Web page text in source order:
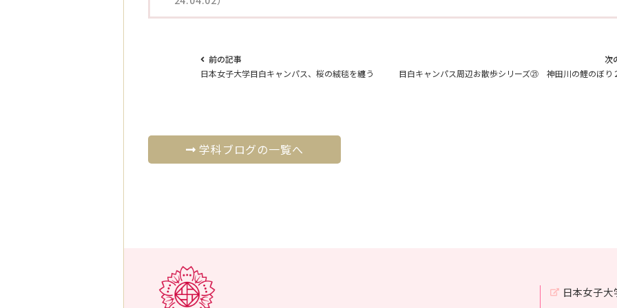
前の記事
日本女子大学目白キャンパス、桜の絨毯を纏う
次
目白キャンパス周辺お散歩シリーズ㉑ 神田川の鯉のぼり
学科ブログの一覧へ
日本女子大